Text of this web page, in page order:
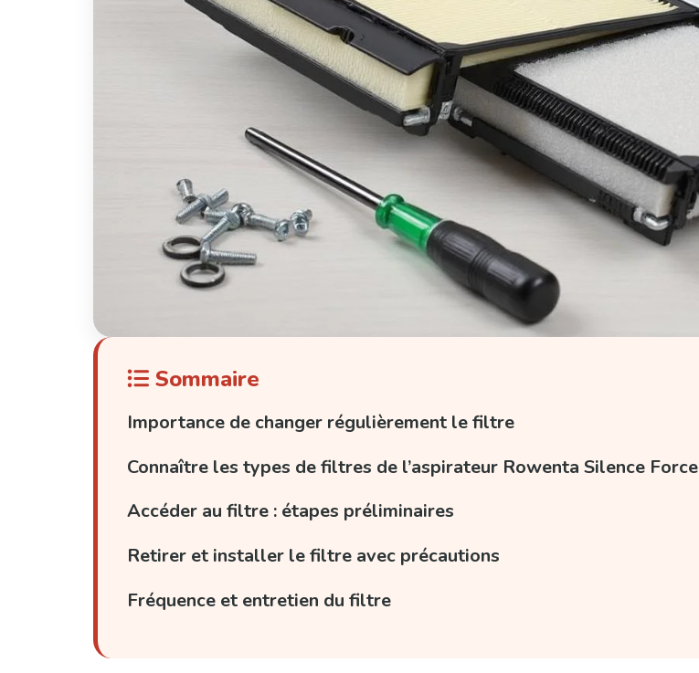
Sommaire
Importance de changer régulièrement le filtre
Connaître les types de filtres de l’aspirateur Rowenta Silence Force
Accéder au filtre : étapes préliminaires
Retirer et installer le filtre avec précautions
Fréquence et entretien du filtre